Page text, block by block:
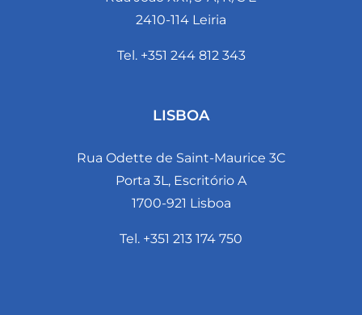
2410-114 Leiria
Tel. +351 244 812 343
LISBOA
Rua Odette de Saint-Maurice 3C
Porta 3L, Escritório A
1700-921 Lisboa
Tel. +351 213 174 750